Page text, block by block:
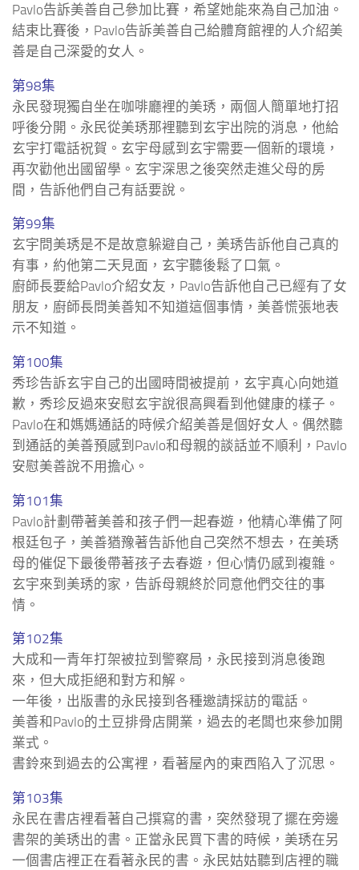
Pavlo告訴美善自己參加比賽，希望她能來為自己加油。
結束比賽後，Pavlo告訴美善自己給體育館裡的人介紹美
善是自己深愛的女人。
第98集
永民發現獨自坐在咖啡廳裡的美琇，兩個人簡單地打招
呼後分開。永民從美琇那裡聽到玄宇出院的消息，他給
玄宇打電話祝賀。玄宇母感到玄宇需要一個新的環境，
再次勸他出國留學。玄宇深思之後突然走進父母的房
間，告訴他們自己有話要說。
第99集
玄宇問美琇是不是故意躲避自己，美琇告訴他自己真的
有事，約他第二天見面，玄宇聽後鬆了口氣。
廚師長要給Pavlo介紹女友，Pavlo告訴他自己已經有了女
朋友，廚師長問美善知不知道這個事情，美善慌張地表
示不知道。
第100集
秀珍告訴玄宇自己的出國時間被提前，玄宇真心向她道
歉，秀珍反過來安慰玄宇說很高興看到他健康的樣子。
Pavlo在和媽媽通話的時候介紹美善是個好女人。偶然聽
到通話的美善預感到Pavlo和母親的談話並不順利，Pavlo
安慰美善說不用擔心。
第101集
Pavlo計劃帶著美善和孩子們一起春遊，他精心準備了阿
根廷包子，美善猶豫著告訴他自己突然不想去，在美琇
母的催促下最後帶著孩子去春遊，但心情仍感到複雜。
玄宇來到美琇的家，告訴母親終於同意他們交往的事
情。
第102集
大成和一青年打架被拉到警察局，永民接到消息後跑
來，但大成拒絕和對方和解。
一年後，出版書的永民接到各種邀請採訪的電話。
美善和Pavlo的土豆排骨店開業，過去的老闆也來參加開
業式。
書鈴來到過去的公寓裡，看著屋內的東西陷入了沉思。
第103集
永民在書店裡看著自己撰寫的書，突然發現了擺在旁邊
書架的美琇出的書。正當永民買下書的時候，美琇在另
一個書店裡正在看著永民的書。永民姑姑聽到店裡的職